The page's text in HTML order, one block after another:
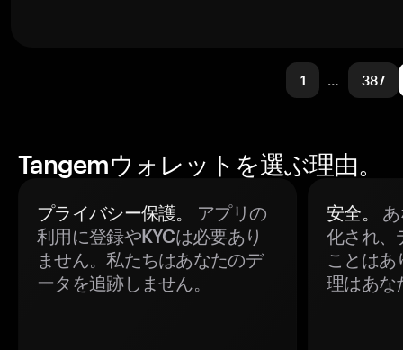
1 … 387
Tangemウォレットを選ぶ理由。
プライバシー保護。
アプリの
利用に登録やKYCは必要あり
ません。私たちはあなたのデ
ータを追跡しません。
安全。
化され、
ことはあ
理はあな